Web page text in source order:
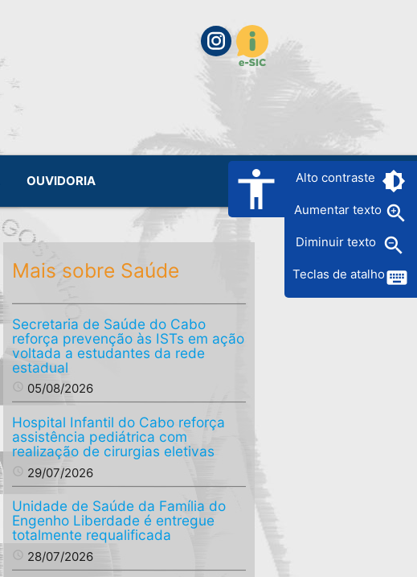
accessibility Alto contraste brightness_6
Aumentar texto zoom_in
Diminuir texto zoom_out
Teclas de atalhokeyboard
OUVIDORIA
Mais sobre Saúde
Secretaria de Saúde do Cabo
reforça prevenção às ISTs em ação
voltada a estudantes da rede
estadual
access_time 05/08/2026
Hospital Infantil do Cabo reforça
assistência pediátrica com
realização de cirurgias eletivas
access_time 29/07/2026
Unidade de Saúde da Família do
Engenho Liberdade é entregue
totalmente requalificada
access_time 28/07/2026